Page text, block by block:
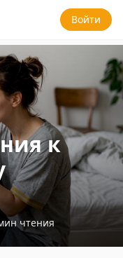
Войти
к
чтения